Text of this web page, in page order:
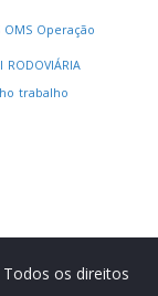
OMS Operação
RODOVIÁRIA
trabalho
Todos os direitos